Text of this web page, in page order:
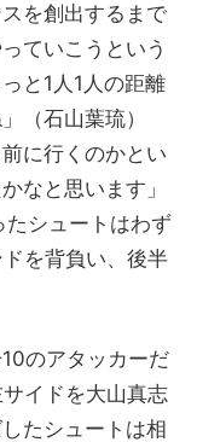
を創出するまで
ていこうという
と1人1人の距離
（石山葉琉）
に行くのかとい
なと思います」
たシュートはわず
を背負い、後半
のアタッカーだ
イドを大山真志
たシュートは相